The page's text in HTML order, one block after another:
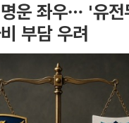
운 좌우… '유전
부담 우려